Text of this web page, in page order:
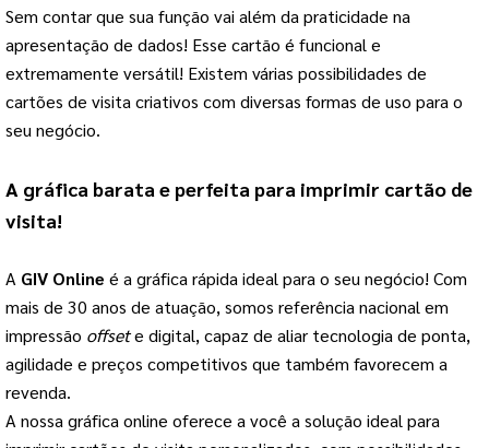
Sem contar que sua função vai além da praticidade na
apresentação de dados! Esse cartão é funcional e
extremamente versátil! Existem várias possibilidades de
cartões de visita criativos com diversas formas de uso para o
seu negócio.
A gráfica barata e perfeita para imprimir cartão de
visita!
A GIV Online é a gráfica rápida ideal para o seu negócio! Com
mais de 30 anos de atuação, somos referência nacional em
impressão offsete digital, capaz de aliar tecnologia de ponta,
agilidade e preços competitivos que também favorecem a
revenda.
A nossa gráfica online oferece a você a solução ideal para